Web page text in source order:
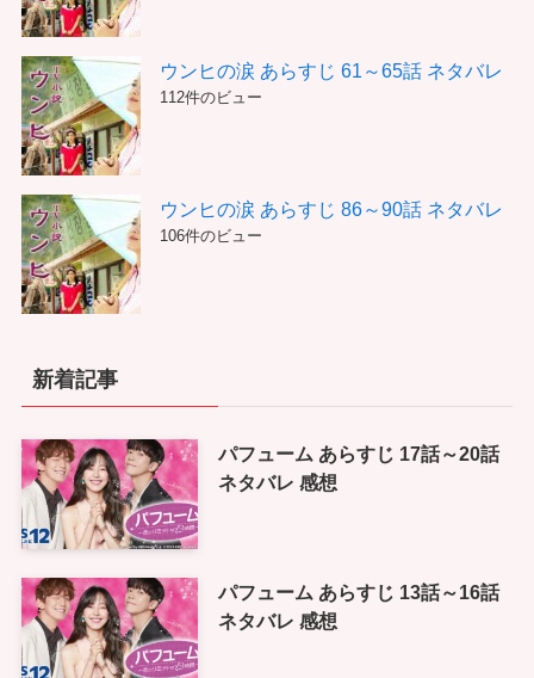
ウンヒの涙 あらすじ 61～65話 ネタバレ
112件のビュー
ウンヒの涙 あらすじ 86～90話 ネタバレ
106件のビュー
新着記事
パフューム あらすじ 17話～20話
ネタバレ 感想
パフューム あらすじ 13話～16話
ネタバレ 感想